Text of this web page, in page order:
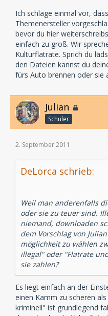
Ich schlage einmal vor,
Themenersteller
bevor du hier
einfach zu groß. Wir
Kulturflatrate. Sprich du
den Dateien kannst du
fürs Auto brennen oder sie
Julian
Schüler
2. September 2011
DeLorca schrieb:
Weil man anderenfalls
oder sie zu teuer sind.
niemand, downloaden
dem Vorschlag von
möglichkeit zu wählen
illegal" oder "Flatrate
sie zahlen?
Es liegt einfach an der
einen Kamm zu scheren
kriminell" ist grundlegend